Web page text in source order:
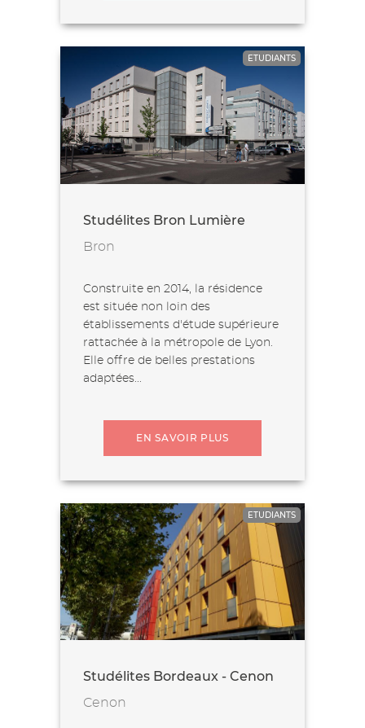
ETUDIANTS
Studélites Bron Lumière
Bron
Construite en 2014, la résidence
est située non loin des
établissements d'étude supérieure
rattachée à la métropole de Lyon.
Elle offre de belles prestations
adaptées...
EN SAVOIR PLUS
ETUDIANTS
Studélites Bordeaux - Cenon
Cenon